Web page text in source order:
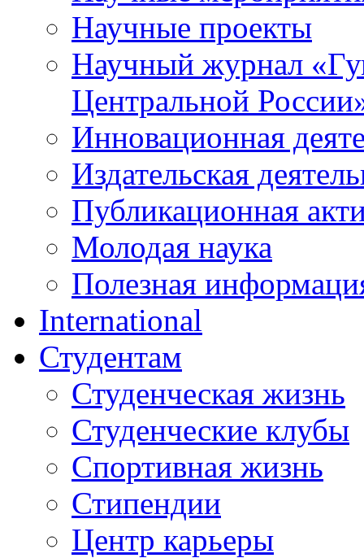
Научные проекты
Научный журнал «
Центральной
Инновационная
Издательская
Публикационная
Молодая наука
Полезная
International
Студентам
Студенческая жизнь
Студенческие клубы
Спортивная жизнь
Стипендии
Центр карьеры